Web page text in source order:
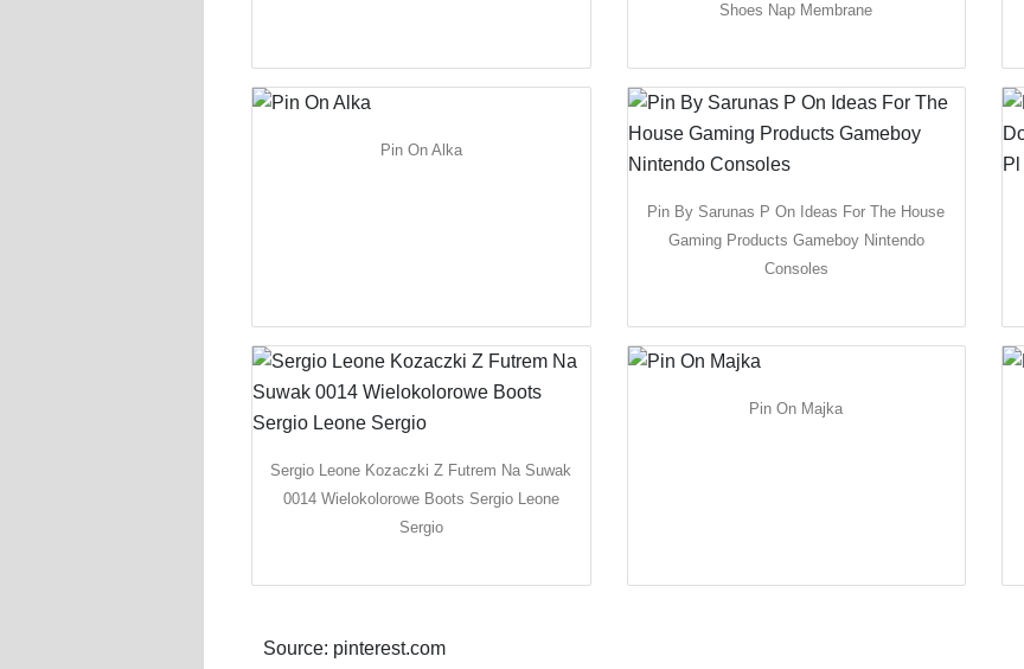
Shoes Nap Membrane
Pin On Alka
Pin By Sarunas P On Ideas For The House
Gaming Products Gameboy Nintendo
Consoles
Sergio Leone Kozaczki Z Futrem Na Suwak
0014 Wielokolorowe Boots Sergio Leone
Sergio
Pin On Majka
Source: pinterest.com